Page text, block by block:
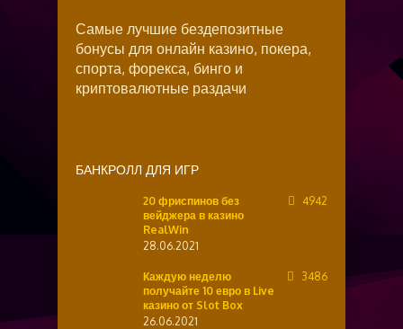
Самые лучшие бездепозитные
бонусы для онлайн казино, покера,
спорта, форекса, бинго и
криптовалютные раздачи
БАНКРОЛЛ ДЛЯ ИГР
20 фриспинов без
вейджера в казино
RealWin
28.06.2021
4942
Каждую неделю
получайте 10 евро в Live
казино от Slot Box
26.06.2021
3486